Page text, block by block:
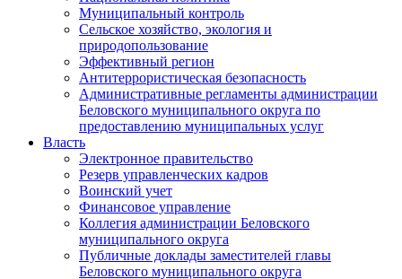
Муниципальный контроль
Сельское хозяйство, экология и
природопользование
Эффективный регион
Антитеррористическая безопасность
Административные регламенты администрации
Беловского муниципального округа по
предоставлению муниципальных услуг
Власть
Электронное правительство
Резерв управленческих кадров
Воинский учет
Финансовое управление
Коллегия администрации Беловского
муниципального округа
Публичные доклады заместителей главы
Беловского муниципального округа